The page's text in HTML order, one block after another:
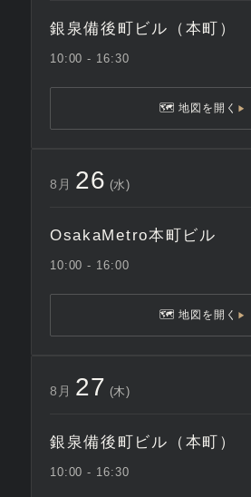
銀泉備後町ビル（本町）
10:00 - 16:30
🗺 地図を開く ▶
8月 26 (水)
OsakaMetro本町ビル
10:00 - 16:00
🗺 地図を開く ▶
8月 27 (木)
銀泉備後町ビル（本町）
10:00 - 16:30